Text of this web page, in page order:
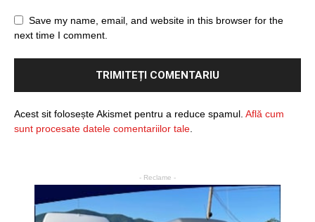
Save my name, email, and website in this browser for the
next time I comment.
Acest sit folosește Akismet pentru a reduce spamul. Află cum
sunt procesate datele comentariilor tale
- Reclame -